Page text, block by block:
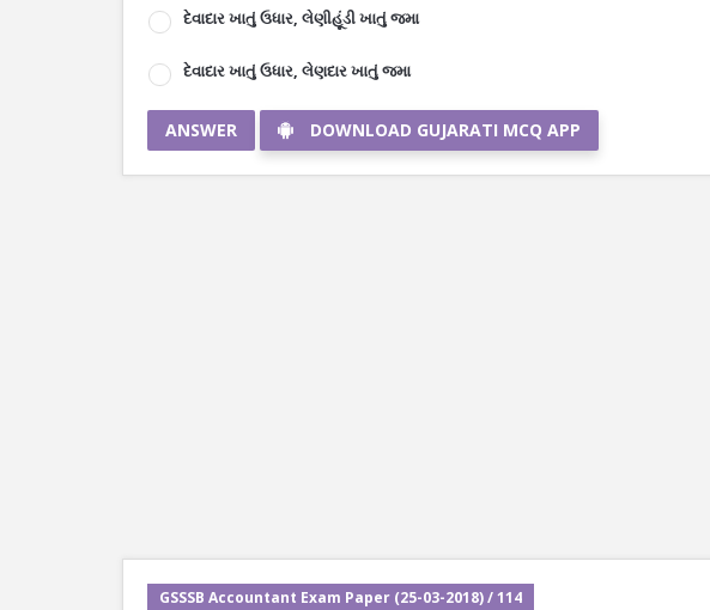
દેવાદાર ખાતું ઉધાર, લેણીહૂંડી ખાતું જમા
દેવાદાર ખાતું ઉધાર, લેણદાર ખાતું જમા
ANSWER DOWNLOAD GUJARATI MCQ APP
GSSSB Accountant Exam Paper (25-03-2018) / 114